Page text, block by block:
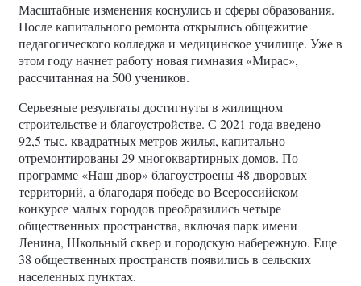
Масштабные изменения коснулись и сферы образования.
После капитального ремонта открылись общежитие
педагогического колледжа и медицинское училище. Уже в
этом году начнет работу новая гимназия «Мирас»,
рассчитанная на 500 учеников.
Серьезные результаты достигнуты в жилищном
строительстве и благоустройстве. С 2021 года введено
92,5 тыс. квадратных метров жилья, капитально
отремонтированы 29 многоквартирных домов. По
программе «Наш двор» благоустроены 48 дворовых
территорий, а благодаря победе во Всероссийском
конкурсе малых городов преобразились четыре
общественных пространства, включая парк имени
Ленина, Школьный сквер и городскую набережную. Еще
38 общественных пространств появились в сельских
населенных пунктах.